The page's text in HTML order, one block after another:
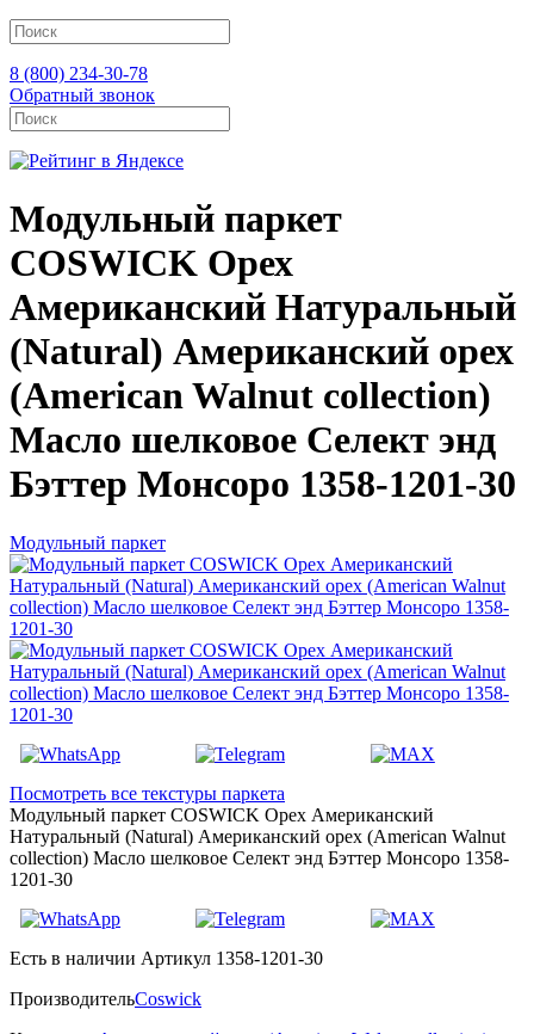
8 (800) 234-30-78
Обратный звонок
Модульный паркет
COSWICK Орех
Американский Натуральный
(Natural) Американский орех
(American Walnut collection)
Масло шелковое Селект энд
Бэттер Монсоро 1358-1201-30
Модульный паркет
Посмотреть все текстуры паркета
Модульный паркет COSWICK Орех Американский
Натуральный (Natural) Американский орех (American Walnut
collection) Масло шелковое Селект энд Бэттер Монсоро 1358-
1201-30
Есть в наличии Артикул 1358-1201-30
ПроизводительCoswick